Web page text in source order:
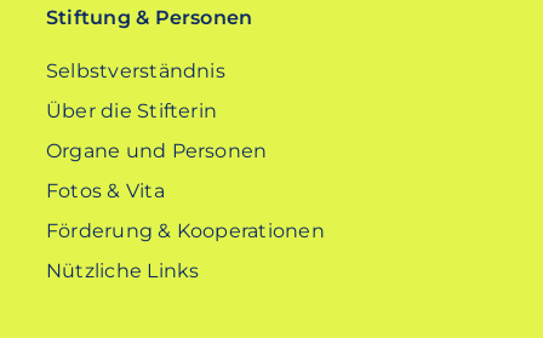
Stiftung & Personen
Selbstverständnis
Über die Stifterin
Organe und Personen
Fotos & Vita
Förderung & Kooperationen
Nützliche Links